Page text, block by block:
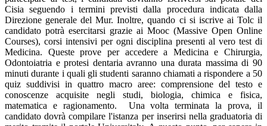
Cisia seguendo i termini previsti dalla procedura indicata dalla
Direzione generale del Mur. Inoltre, quando ci si iscrive ai Tolc il
candidato potrà esercitarsi grazie ai Mooc (Massive Open Online
Courses), corsi intensivi per ogni disciplina presenti al vero test di
Medicina. Queste prove per accedere a Medicina e Chirurgia,
Odontoiatria e protesi dentaria avranno una durata massima di 90
minuti durante i quali gli studenti saranno chiamati a rispondere a 50
quiz suddivisi in quattro macro aree: comprensione del testo e
conoscenze acquisite negli studi, biologia, chimica e fisica,
matematica e ragionamento. Una volta terminata la prova, il
candidato dovrà compilare l'istanza per inserirsi nella graduatoria di